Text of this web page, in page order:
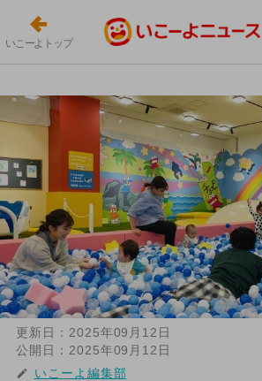
いこーよトップ
更新日： 2025年09月12日
公開日： 2025年09月12日
いこーよ編集部